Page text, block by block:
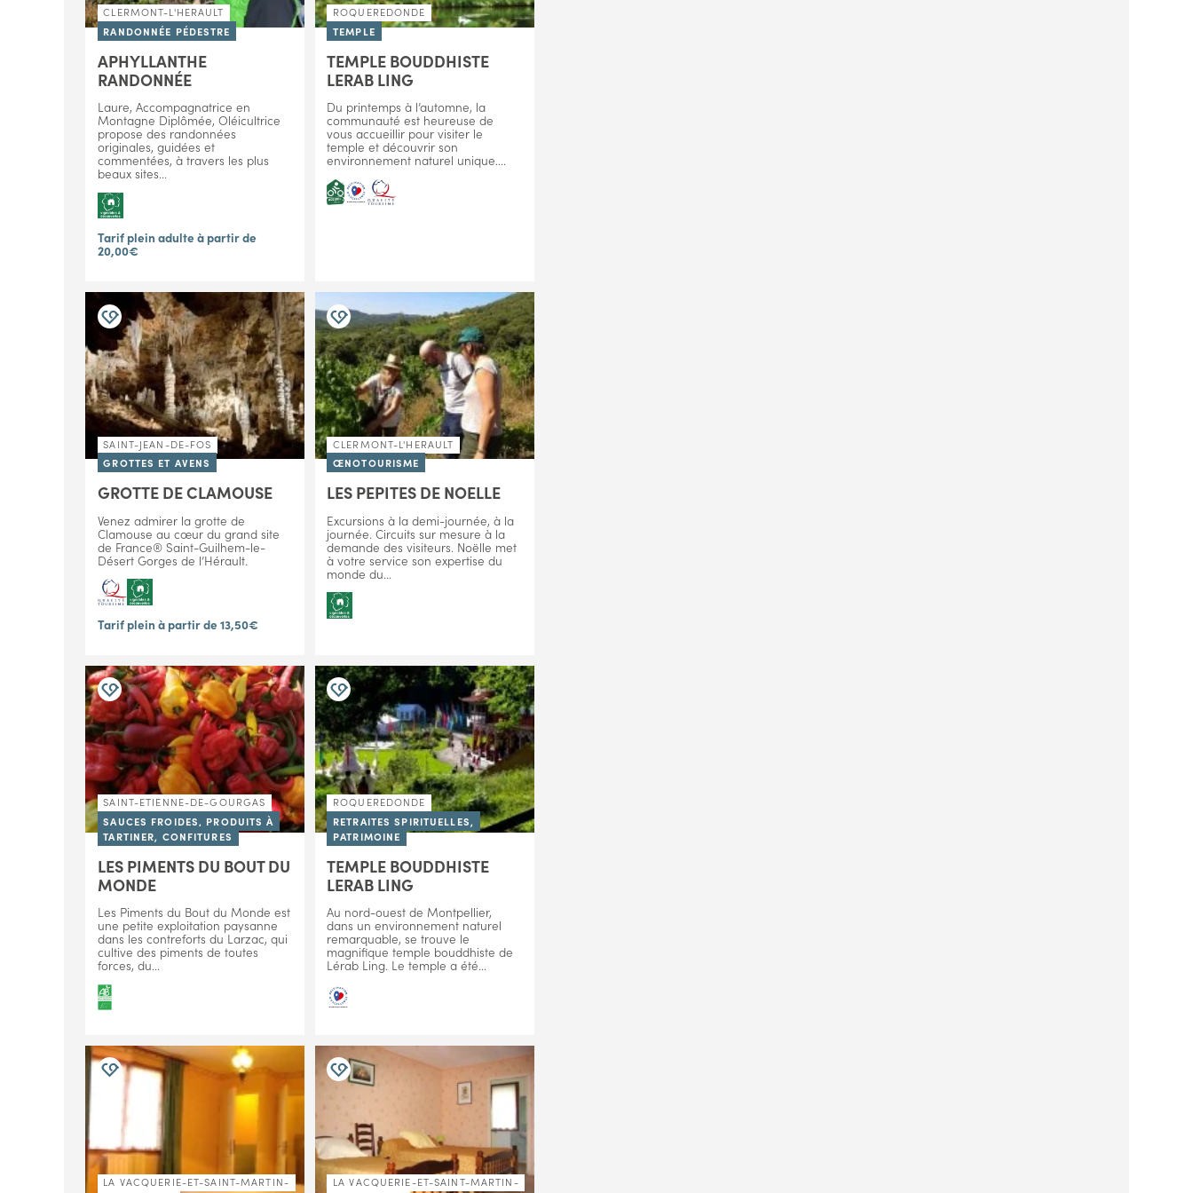
CLERMONT-L'HERAULT
RANDONNÉE PÉDESTRE
APHYLLANTHE
RANDONNÉE
Laure, Accompagnatrice en
Montagne Diplômée, Oléicultrice
propose des randonnées
originales, guidées et
commentées, à travers les plus
beaux sites...
Tarif plein adulte à partir de
20,00€
ROQUEREDONDE
TEMPLE
TEMPLE BOUDDHISTE
LERAB LING
Du printemps à l’automne, la
communauté est heureuse de
vous accueillir pour visiter le
temple et découvrir son
environnement naturel unique....
SAINT-JEAN-DE-FOS
GROTTES ET AVENS
GROTTE DE CLAMOUSE
Venez admirer la grotte de
Clamouse au cœur du grand site
de France® Saint-Guilhem-le-
Désert Gorges de l’Hérault.
Tarif plein à partir de 13,50€
CLERMONT-L'HERAULT
ŒNOTOURISME
LES PEPITES DE NOELLE
Excursions à la demi-journée, à la
journée. Circuits sur mesure à la
demande des visiteurs. Noëlle met
à votre service son expertise du
monde du...
SAINT-ETIENNE-DE-GOURGAS
SAUCES FROIDES, PRODUITS À
TARTINER, CONFITURES
LES PIMENTS DU BOUT DU
MONDE
Les Piments du Bout du Monde est
une petite exploitation paysanne
dans les contreforts du Larzac, qui
cultive des piments de toutes
forces, du...
ROQUEREDONDE
RETRAITES SPIRITUELLES,
PATRIMOINE
TEMPLE BOUDDHISTE
LERAB LING
Au nord-ouest de Montpellier,
dans un environnement naturel
remarquable, se trouve le
magnifique temple bouddhiste de
Lérab Ling. Le temple a été...
LA VACQUERIE-ET-SAINT-MARTIN-
LA VACQUERIE-ET-SAINT-MARTIN-